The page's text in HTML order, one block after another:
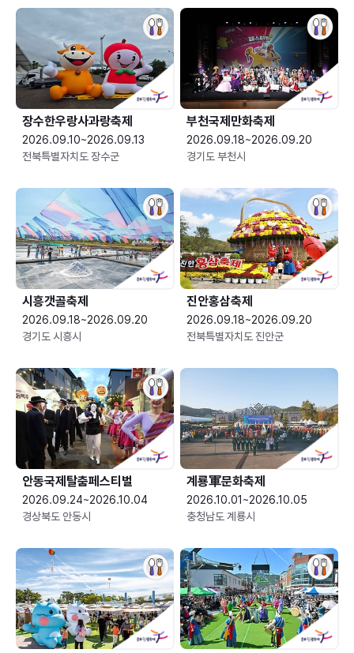
장수한우랑사과랑축제
2026.09.10~2026.09.13
전북특별자치도 장수군
부천국제만화축제
2026.09.18~2026.09.20
경기도 부천시
시흥갯골축제
2026.09.18~2026.09.20
경기도 시흥시
진안홍삼축제
2026.09.18~2026.09.20
전북특별자치도 진안군
안동국제탈춤페스티벌
2026.09.24~2026.10.04
경상북도 안동시
2026.10.01~2026.10.05
충청남도 계룡시